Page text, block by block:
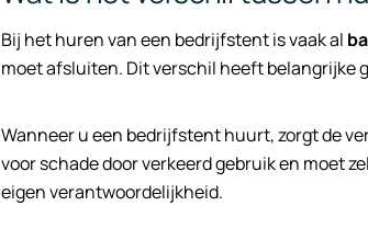
Bij het huren van een bedrijfstent is vaak al
moet afsluiten. Dit verschil heeft belangrijke
Wanneer u een bedrijfstent huurt, zorgt de
voor schade door verkeerd gebruik en moet
eigen verantwoordelijkheid.